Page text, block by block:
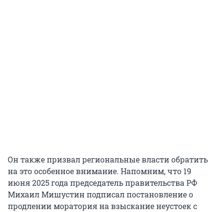
Он также призвал региональные власти обратить
на это особенное внимание. Напомним, что 19
июня 2025 года председатель правительства РФ
Михаил Мишустин подписал постановление о
продлении моратория на взыскание неустоек с